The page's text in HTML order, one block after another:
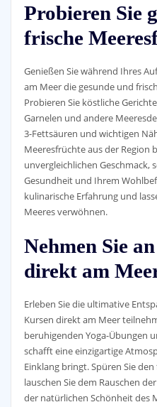
Probieren Sie
frische
Genießen Sie während Ihres
am Meer die gesunde und
Probieren Sie köstliche
Garnelen und andere
3-Fettsäuren und wichtigen
Meeresfrüchte aus der Region
unvergleichlichen Geschmack,
Gesundheit und Ihrem
kulinarische Erfahrung und
Meeres verwöhnen.
Nehmen Sie
direkt am
Erleben Sie die ultimative
Kursen direkt am Meer
beruhigenden Yoga-Übungen
schafft eine einzigartige
Einklang bringt. Spüren Sie
lauschen Sie dem Rauschen
der natürlichen Schönheit des